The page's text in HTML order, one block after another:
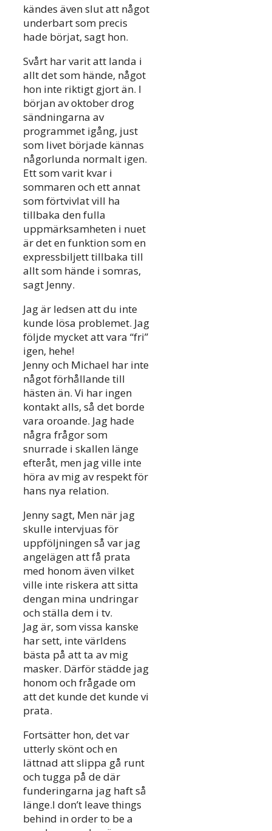
kändes även slut att något
underbart som precis
hade börjat, sagt hon.
Svårt har varit att landa i
allt det som hände, något
hon inte riktigt gjort än. I
början av oktober drog
sändningarna av
programmet igång, just
som livet började kännas
någorlunda normalt igen.
Ett som varit kvar i
sommaren och ett annat
som förtvivlat vill ha
tillbaka den fulla
uppmärksamheten i nuet
är det en funktion som en
expressbiljett tillbaka till
allt som hände i somras,
sagt Jenny.
Jag är ledsen att du inte
kunde lösa problemet. Jag
följde mycket att vara “fri”
igen, hehe!
Jenny och Michael har inte
något förhållande till
hästen än. Vi har ingen
kontakt alls, så det borde
vara oroande. Jag hade
några frågor som
snurrade i skallen länge
efteråt, men jag ville inte
höra av mig av respekt för
hans nya relation.
Jenny sagt, Men när jag
skulle intervjuas för
uppföljningen så var jag
angelägen att få prata
med honom även vilket
ville inte riskera att sitta
dengan mina undringar
och ställa dem i tv.
Jag är, som vissa kanske
har sett, inte världens
bästa på att ta av mig
masker. Därför städde jag
honom och frågade om
att det kunde det kunde vi
prata.
Fortsätter hon, det var
utterly skönt och en
lättnad att slippa gå runt
och tugga på de där
funderingarna jag haft så
länge.I don’t leave things
behind in order to be a